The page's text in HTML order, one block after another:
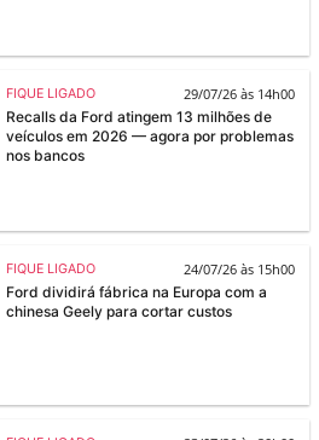
FIQUE LIGADO
29/07/26 às 14h00
Recalls da Ford atingem 13 milhões de
veículos em 2026 — agora por problemas
nos bancos
FIQUE LIGADO
24/07/26 às 15h00
Ford dividirá fábrica na Europa com a
chinesa Geely para cortar custos